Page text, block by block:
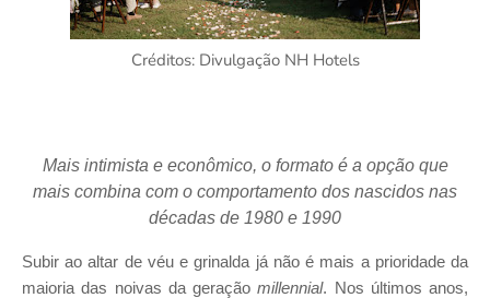
Créditos: Divulgação NH Hotels
Mais intimista e econômico, o formato é a opção que
mais combina com o comportamento dos nascidos nas
décadas de 1980 e 1990
Subir ao altar de véu e grinalda já não é mais a prioridade da
maioria das noivas da geraçãomillennial. Nos últimos anos,